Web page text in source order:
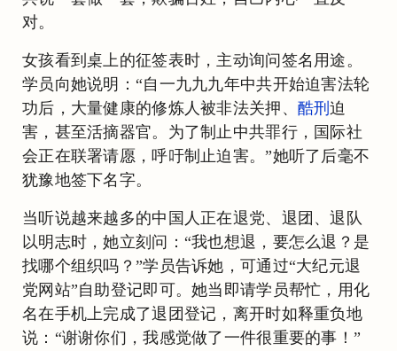
对。
女孩看到桌上的征签表时，主动询问签名用途。
学员向她说明：“自一九九九年中共开始迫害法轮
功后，大量健康的修炼人被非法关押、 酷刑迫
害，甚至活摘器官。为了制止中共罪行，国际社
会正在联署请愿，呼吁制止迫害。”她听了后毫不
犹豫地签下名字。
当听说越来越多的中国人正在退党、退团、退队
以明志时，她立刻问：“我也想退，要怎么退？是
找哪个组织吗？”学员告诉她，可通过“大纪元退
党网站”自助登记即可。她当即请学员帮忙，用化
名在手机上完成了退团登记，离开时如释重负地
说：“谢谢你们，我感觉做了一件很重要的事！”